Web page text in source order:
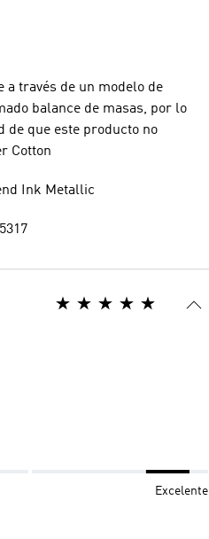
a través de un modelo de
balance de masas, por lo
de que este producto no
Cotton
Ink Metallic
Excelente